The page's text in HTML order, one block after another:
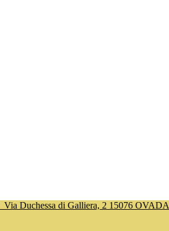
Via Duchessa di Galliera, 2 15076 OVADA